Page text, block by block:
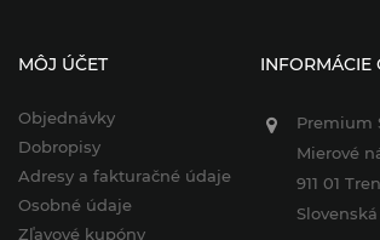
MÔJ ÚČET
Objednávky
Dobropisy
Adresy a fakturačné údaje
Osobné údaje
Zľavové kupóny
INFORMÁCIE
Premium
Mierové
911 01